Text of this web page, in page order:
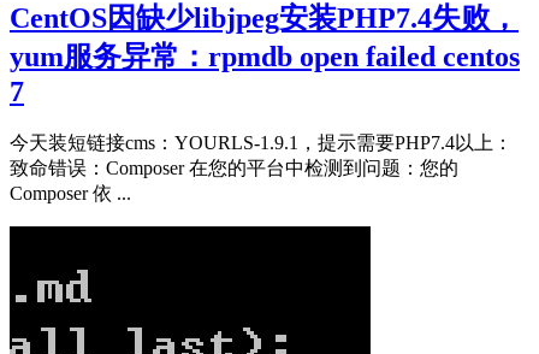
CentOS因缺少libjpeg安装PHP7.4失败，
yum服务异常：rpmdb open failed centos
7
今天装短链接cms：YOURLS-1.9.1，提示需要PHP7.4以上：
致命错误：Composer 在您的平台中检测到问题：您的
Composer 依 ...